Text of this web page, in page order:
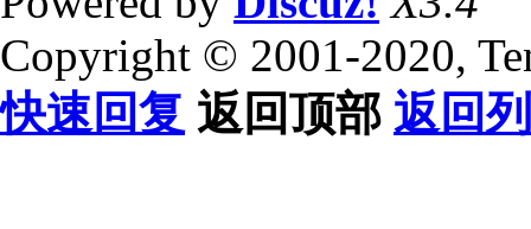
Copyright © 2001-2020,
快速回复 返回顶部 返回